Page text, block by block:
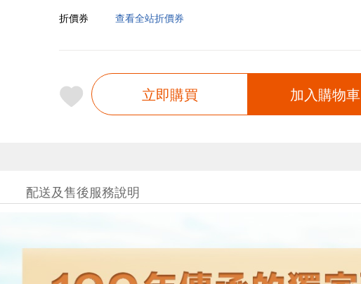
折價券
查看全站折價券
立即購買 加入購物車
配送及售後服務說明